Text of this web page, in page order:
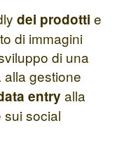
dei prodotti e
di immagini
di una
gestione
entry alla
sui social